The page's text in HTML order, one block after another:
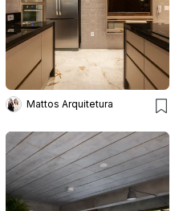
Mattos Arquitetura